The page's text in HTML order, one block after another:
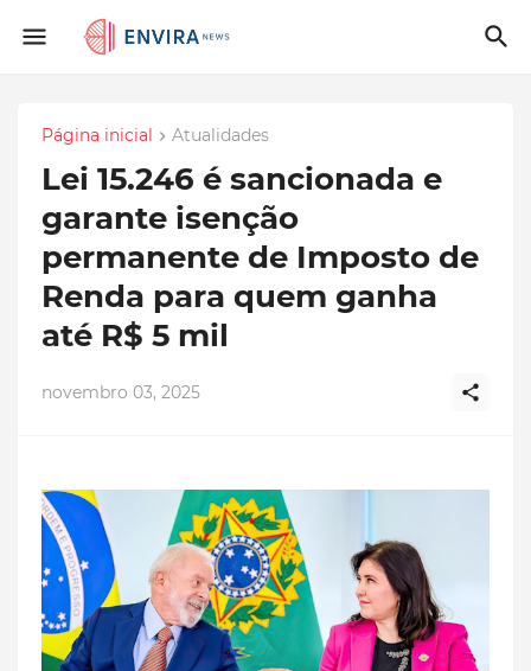
Página inicial Atualidades
Lei 15.246 é sancionada e
garante isenção
permanente de Imposto de
Renda para quem ganha
até R$ 5 mil
novembro 03, 2025